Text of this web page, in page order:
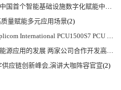
首个智能基础设施数字化赋能中心
量赋能多元应用场景(2)
PCU1500S7 PCU 1500 S7 V4.5.0
开发高性能储能和太阳能组串式逆变器方案 以实现可持续的未来
供应链创新峰会,演讲大咖阵容官宣(2)